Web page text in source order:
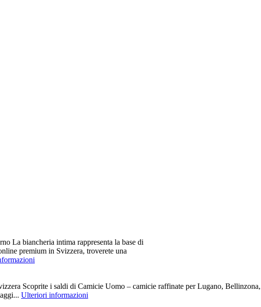
La biancheria intima rappresenta la base di
premium in Svizzera, troverete una
Scoprite i saldi di Camicie Uomo – camicie raffinate per Lugano,
Ulteriori informazioni